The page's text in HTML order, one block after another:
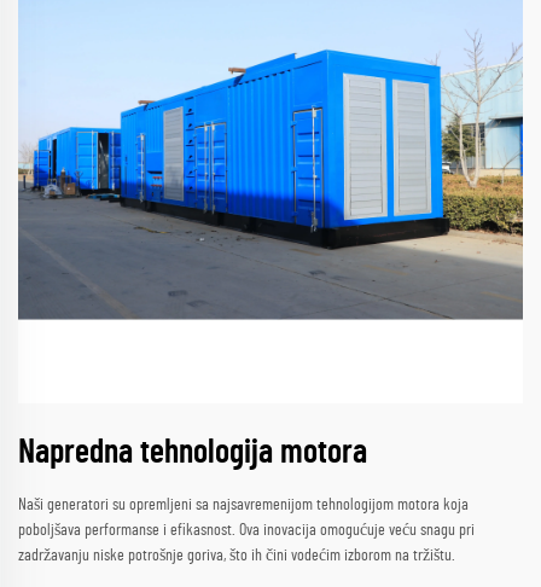
Napredna tehnologija motora
Naši generatori su opremljeni sa najsavremenijom tehnologijom motora koja
poboljšava performanse i efikasnost. Ova inovacija omogućuje veću snagu pri
zadržavanju niske potrošnje goriva, što ih čini vodećim izborom na tržištu.